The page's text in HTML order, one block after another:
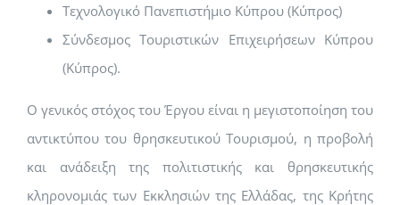
Τεχνολογικό Πανεπιστήμιο Κύπρου (Κύπρος)
Σύνδεσμος Τουριστικών Επιχειρήσεων Κύπρου
(Κύπρος).
Ο γενικός στόχος του Έργου είναι η μεγιστοποίηση του
αντικτύπου του θρησκευτικού Τουρισμού, η προβολή
και ανάδειξη της πολιτιστικής και θρησκευτικής
κληρονομιάς των Εκκλησιών της Ελλάδας, της Κρήτης